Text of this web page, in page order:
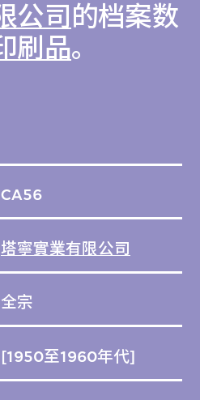
無線電行，售賣與維修
為「Silver」的無線電
。在1956年，品牌
機生產線，並在回國後
致力為泰國人生產方便
它不太着眼於改善設
貨。進口貨按通用國
接收，但世界各地地貌
公司 的档案数
刷品。
CA56
塔寧實業有限公司
全宗
[1950至1960年代]